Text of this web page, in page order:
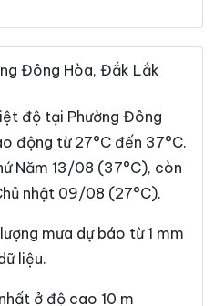
Xã Dray Bhăng
Xã Dur Kmăl
Xã Ea Drông
Xã Ea Hiao
Xã Ea Khăl
Xã Ea Kly
Đông Hòa, Đắk Lắk
độ tại Phường Đông
động từ 27°C đến 37°C.
Năm 13/08 (37°C), còn
nhật 09/08 (27°C).
mưa dự báo từ 1 mm
liệu.
ở độ cao 10 m